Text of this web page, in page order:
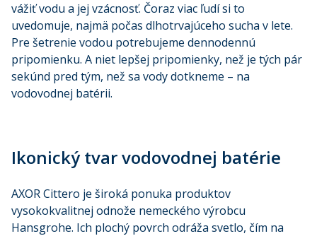
vážiť vodu a jej vzácnosť. Čoraz viac ľudí si to
uvedomuje, najmä počas dlhotrvajúceho sucha v lete.
Pre šetrenie vodou potrebujeme dennodennú
pripomienku. A niet lepšej pripomienky, než je tých pár
sekúnd pred tým, než sa vody dotkneme – na
vodovodnej batérii.
Ikonický tvar vodovodnej batérie
AXOR Cittero je široká ponuka produktov
vysokokvalitnej odnože nemeckého výrobcu
Hansgrohe. Ich plochý povrch odráža svetlo, čím na